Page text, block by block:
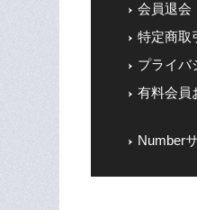
会員退会
特定商取
プライバ
有料会員
Number